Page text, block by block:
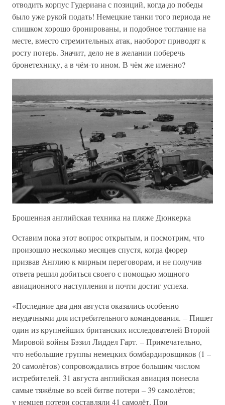
отводить корпус Гудериана с позиций, когда до победы
было уже рукой подать! Немецкие танки того периода не
слишком хорошо бронированы, и подобное топтание на
месте, вместо стремительных атак, наоборот приводят к
росту потерь. Значит, дело не в желании поберечь
бронетехнику, а в чём-то ином. В чём же именно?
Брошенная английская техника на пляже Дюнкерка
Оставим пока этот вопрос открытым, и посмотрим, что
произошло несколько месяцев спустя, когда фюрер
призвав Англию к мирным переговорам, и не получив
ответа решил добиться своего с помощью мощного
авиационного наступления и почти достиг успеха.
«Последние два дня августа оказались особенно
неудачными для истребительного командования. – Пишет
один из крупнейших британских исследователей Второй
Мировой войны Бэзил Лиддел Гарт. – Примечательно,
что небольшие группы немецких бомбардировщиков (1 –
20 самолётов) сопровождались втрое большим числом
истребителей. 31 августа английская авиация понесла
самые тяжёлые во всей битве потери – 39 самолётов;
у немцев потери составляли 41 самолёт. При